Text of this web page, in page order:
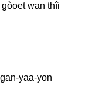
wan thîi
yaa-yon